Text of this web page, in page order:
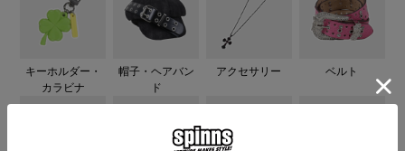
キーホルダー・
カラビナ
帽子・ヘアバン
ド
アクセサリー ベルト